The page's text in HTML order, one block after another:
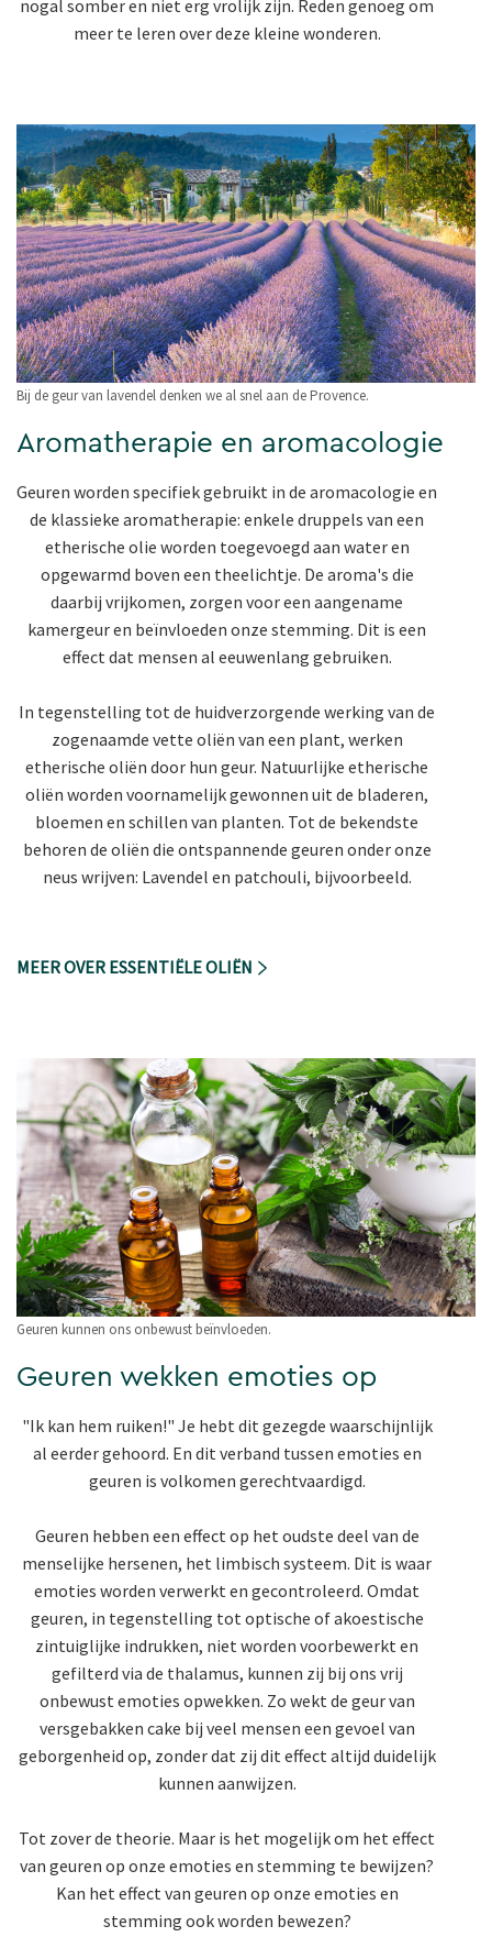
nogal somber en niet erg vrolijk zijn. Reden genoeg om
meer te leren over deze kleine wonderen.
Bij de geur van lavendel denken we al snel aan de Provence.
Aromatherapie en aromacologie
Geuren worden specifiek gebruikt in de aromacologie en
de klassieke aromatherapie: enkele druppels van een
etherische olie worden toegevoegd aan water en
opgewarmd boven een theelichtje. De aroma's die
daarbij vrijkomen, zorgen voor een aangename
kamergeur en beïnvloeden onze stemming. Dit is een
effect dat mensen al eeuwenlang gebruiken.
In tegenstelling tot de huidverzorgende werking van de
zogenaamde vette oliën van een plant, werken
etherische oliën door hun geur. Natuurlijke etherische
oliën worden voornamelijk gewonnen uit de bladeren,
bloemen en schillen van planten. Tot de bekendste
behoren de oliën die ontspannende geuren onder onze
neus wrijven: Lavendel en patchouli, bijvoorbeeld.
MEER OVER ESSENTIËLE OLIËN
Geuren kunnen ons onbewust beïnvloeden.
Geuren wekken emoties op
"Ik kan hem ruiken!" Je hebt dit gezegde waarschijnlijk
al eerder gehoord. En dit verband tussen emoties en
geuren is volkomen gerechtvaardigd.
Geuren hebben een effect op het oudste deel van de
menselijke hersenen, het limbisch systeem. Dit is waar
emoties worden verwerkt en gecontroleerd. Omdat
geuren, in tegenstelling tot optische of akoestische
zintuiglijke indrukken, niet worden voorbewerkt en
gefilterd via de thalamus, kunnen zij bij ons vrij
onbewust emoties opwekken. Zo wekt de geur van
versgebakken cake bij veel mensen een gevoel van
geborgenheid op, zonder dat zij dit effect altijd duidelijk
kunnen aanwijzen.
Tot zover de theorie. Maar is het mogelijk om het effect
van geuren op onze emoties en stemming te bewijzen?
Kan het effect van geuren op onze emoties en
stemming ook worden bewezen?